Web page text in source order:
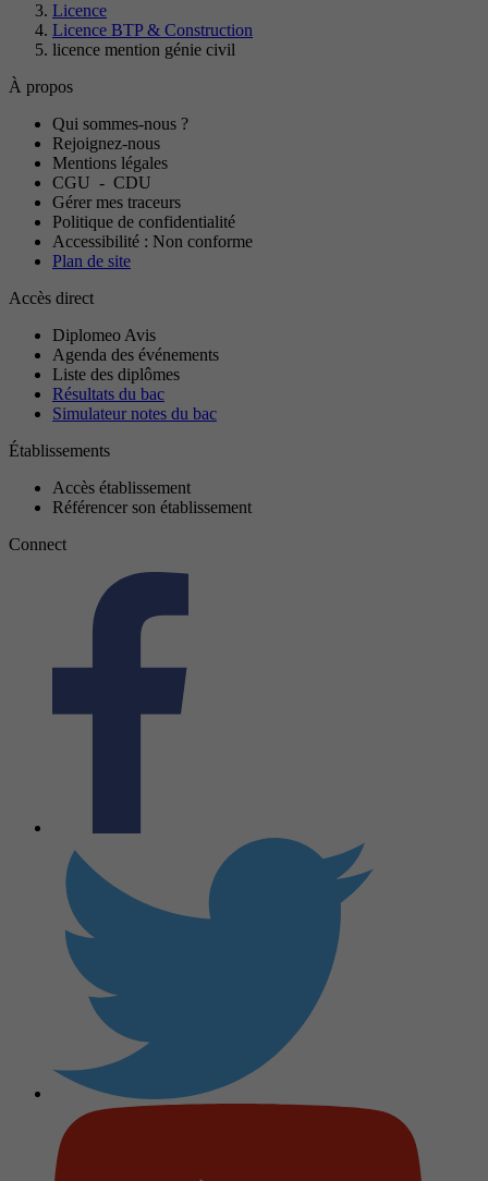
Licence
Licence BTP & Construction
licence mention génie civil
À propos
Qui sommes-nous ?
Rejoignez-nous
Mentions légales
CGU - CDU
Gérer mes traceurs
Politique de confidentialité
Accessibilité : Non conforme
Plan de site
Accès direct
Diplomeo Avis
Agenda des événements
Liste des diplômes
Résultats du bac
Simulateur notes du bac
Établissements
Accès établissement
Référencer son établissement
Connect